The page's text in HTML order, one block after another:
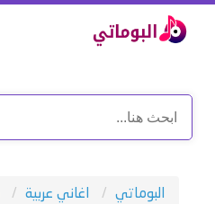
البوماتي اغاني عربية